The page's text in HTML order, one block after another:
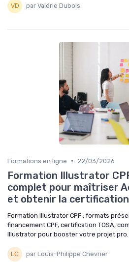
par Valérie Dubois
Formations en ligne • 22/03/2026
Formation Illustrator
complet pour maîtriser
et obtenir la certification
Formation Illustrator CPF : formats
financement CPF, certification TOSA,
Illustrator pour booster votre projet pro.
par Louis-Philippe Chevrier